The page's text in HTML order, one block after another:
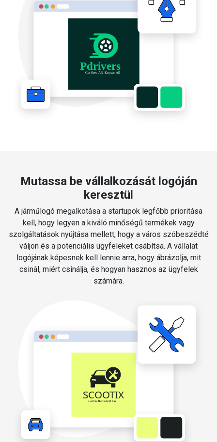
Mutassa be vállalkozását logóján
keresztül
A járműlogó megalkotása a startupok legfőbb prioritása
kell, hogy legyen a kiváló minőségű termékek vagy
szolgáltatások nyújtása mellett, hogy a város szóbeszédté
váljon és a potenciális ügyfeleket csábítsa. A vállalat
logójának képesnek kell lennie arra, hogy ábrázolja, mit
csinál, miért csinálja, és hogyan hasznos az ügyfelek
számára.